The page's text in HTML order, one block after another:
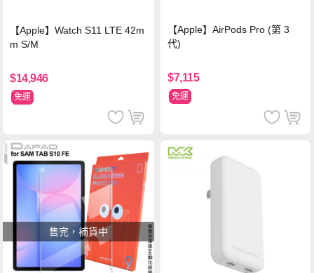
【Apple】Watch S11 LTE 42m
m S/M
$14,946
免運
【Apple】AirPods Pro (第 3
代)
$7,115
免運
售完，補貨中